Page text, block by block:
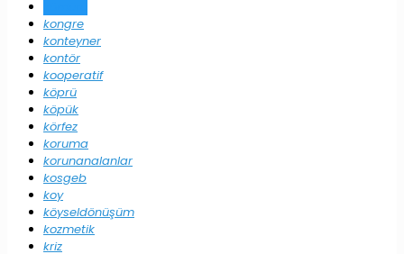
kongre
konteyner
kontör
kooperatif
köprü
köpük
körfez
koruma
korunanalanlar
kosgeb
koy
köyseldönüşüm
kozmetik
kriz